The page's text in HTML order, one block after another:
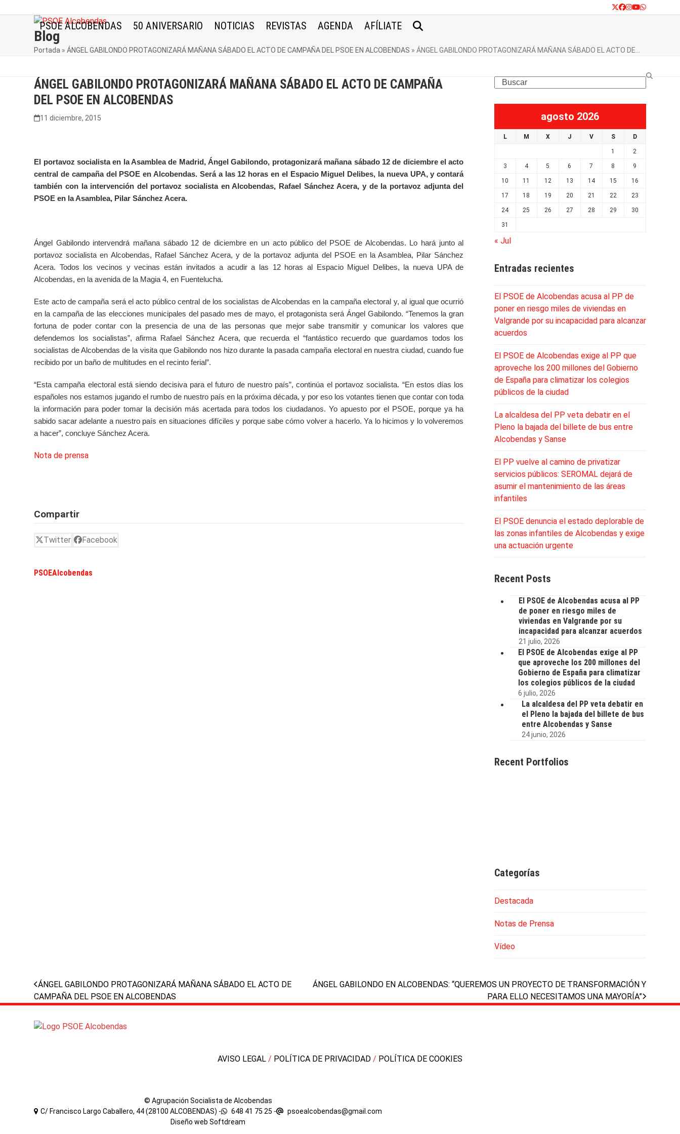
Twitter
Facebook
Instagram
YouTube
Whatsapp
PSOE ALCOBENDAS 50 ANIVERSARIO NOTICIAS REVISTAS AGENDA AFÍLIATE
Blog
Portada »ÁNGEL GABILONDO PROTAGONIZARÁ MAÑANA SÁBADO EL ACTO DE CAMPAÑA DEL PSOE EN ALCOBENDAS »ÁNGEL GABILONDO PROTAGONIZARÁ MAÑANA SÁBADO EL ACTO DE…
ÁNGEL GABILONDO PROTAGONIZARÁ MAÑANA SÁBADO EL ACTO DE CAMPAÑA
DEL PSOE EN ALCOBENDAS
11 diciembre, 2015
El portavoz socialista en la Asamblea de Madrid, Ángel Gabilondo, protagonizará mañana sábado 12 de diciembre el acto
central de campaña del PSOE en Alcobendas. Será a las 12 horas en el Espacio Miguel Delibes, la nueva UPA, y contará
también con la intervención del portavoz socialista en Alcobendas, Rafael Sánchez Acera, y de la portavoz adjunta del
PSOE en la Asamblea, Pilar Sánchez Acera.
Ángel Gabilondo intervendrá mañana sábado 12 de diciembre en un acto público del PSOE de Alcobendas. Lo hará junto al
portavoz socialista en Alcobendas, Rafael Sánchez Acera, y de la portavoz adjunta del PSOE en la Asamblea, Pilar Sánchez
Acera. Todos los vecinos y vecinas están invitados a acudir a las 12 horas al Espacio Miguel Delibes, la nueva UPA de
Alcobendas, en la avenida de la Magia 4, en Fuentelucha.
Este acto de campaña será el acto público central de los socialistas de Alcobendas en la campaña electoral y, al igual que ocurrió
en la campaña de las elecciones municipales del pasado mes de mayo, el protagonista será Ángel Gabilondo. “Tenemos la gran
fortuna de poder contar con la presencia de una de las personas que mejor sabe transmitir y comunicar los valores que
defendemos los socialistas”, afirma Rafael Sánchez Acera, que recuerda el “fantástico recuerdo que guardamos todos los
socialistas de Alcobendas de la visita que Gabilondo nos hizo durante la pasada campaña electoral en nuestra ciudad, cuando fue
recibido por un baño de multitudes en el recinto ferial”.
“Esta campaña electoral está siendo decisiva para el futuro de nuestro país”, continúa el portavoz socialista. “En estos días los
españoles nos estamos jugando el rumbo de nuestro país en la próxima década, y por eso los votantes tienen que contar con toda
la información para poder tomar la decisión más acertada para todos los ciudadanos. Yo apuesto por el PSOE, porque ya ha
sabido sacar adelante a nuestro país en situaciones difíciles y porque sabe cómo volver a hacerlo. Ya lo hicimos y lo volveremos
a hacer”, concluye Sánchez Acera.
Nota de prensa
Compartir
Twitter Facebook
PSOEAlcobendas
Search
agosto 2026
L M X J V S D
1 2
3 4 5 6 7 8 9
10 11 12 13 14 15 16
17 18 19 20 21 22 23
24 25 26 27 28 29 30
31
« Jul
Entradas recientes
El PSOE de Alcobendas acusa al PP de
poner en riesgo miles de viviendas en
Valgrande por su incapacidad para alcanzar
acuerdos
El PSOE de Alcobendas exige al PP que
aproveche los 200 millones del Gobierno
de España para climatizar los colegios
públicos de la ciudad
La alcaldesa del PP veta debatir en el
Pleno la bajada del billete de bus entre
Alcobendas y Sanse
El PP vuelve al camino de privatizar
servicios públicos: SEROMAL dejará de
asumir el mantenimiento de las áreas
infantiles
El PSOE denuncia el estado deplorable de
las zonas infantiles de Alcobendas y exige
una actuación urgente
Recent Posts
El PSOE de Alcobendas acusa al PP
de poner en riesgo miles de
viviendas en Valgrande por su
incapacidad para alcanzar acuerdos
21 julio, 2026
El PSOE de Alcobendas exige al PP
que aproveche los 200 millones del
Gobierno de España para climatizar
los colegios públicos de la ciudad
6 julio, 2026
La alcaldesa del PP veta debatir en
el Pleno la bajada del billete de bus
entre Alcobendas y Sanse
24 junio, 2026
Recent Portfolios
Categorías
Destacada
Notas de Prensa
Vídeo
previous
post:
ÁNGEL GABILONDO PROTAGONIZARÁ MAÑANA SÁBADO EL ACTO DE
CAMPAÑA DEL PSOE EN ALCOBENDAS
next
ÁNGEL GABILONDO EN ALCOBENDAS: “QUEREMOS UN PROYECTO DE TRANSFORMACIÓN Y
PARA ELLO NECESITAMOS UNA MAYORÍA”
AVISO LEGAL / POLÍTICA DE PRIVACIDAD / POLÍTICA DE COOKIES
© Agrupación Socialista de Alcobendas
C/ Francisco Largo Caballero, 44 (28100 ALCOBENDAS) -
648 41 75 25 -
psoealcobendas@gmail.com
Diseño webSoftdream